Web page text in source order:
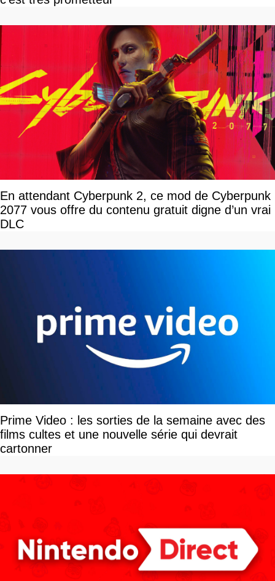
En attendant Cyberpunk 2, ce mod de Cyberpunk
2077 vous offre du contenu gratuit digne d’un vrai
DLC
Prime Video : les sorties de la semaine avec des
films cultes et une nouvelle série qui devrait
cartonner